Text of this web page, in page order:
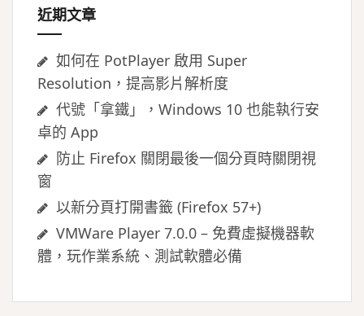
近期文章
如何在 PotPlayer 啟用 Super
Resolution，提高影片解析度
代號「拿鐵」，Windows 10 也能執行安
卓的 App
防止 Firefox 關閉最後一個分頁時關閉視
窗
以新分頁打開書籤 (Firefox 57+)
VMWare Player 7.0.0 – 免費虛擬機器軟
體，玩作業系統、測試軟體必備